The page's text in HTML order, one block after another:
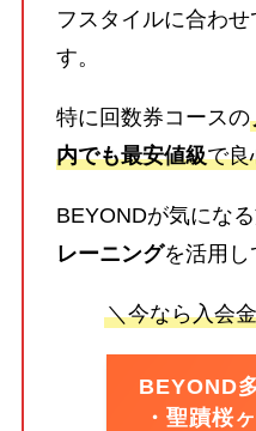
フスタイルに合わ
す。
特に回数券コースの
内でも最安値級で良
BEYONDが気にな
レーニングを活用し
＼今なら入会
BEYOND
・聖蹟桜